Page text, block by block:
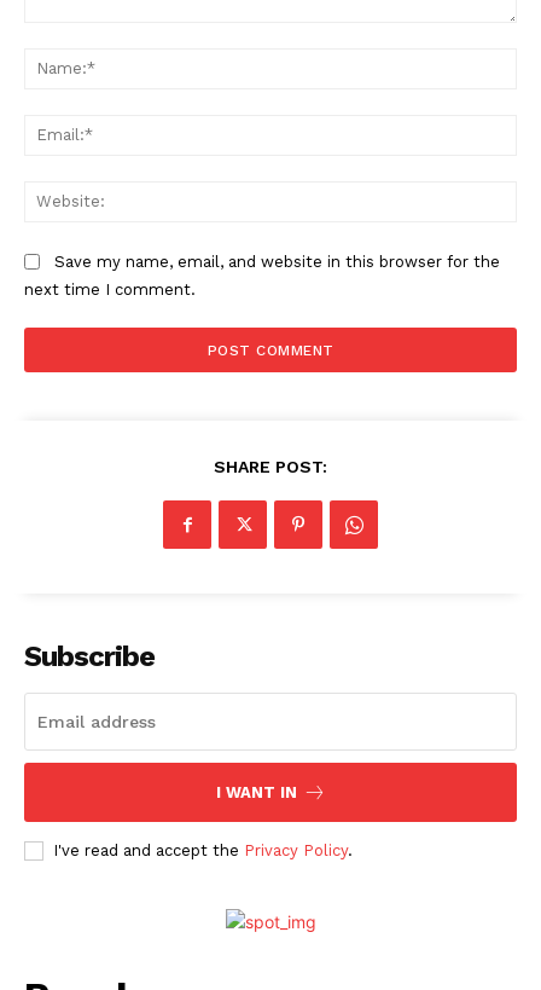
Save my name, email, and website in this browser for the
next time I comment.
SHARE POST:
Subscribe
I WANT IN
I've read and accept the Privacy Policy.